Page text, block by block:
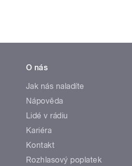
O nás
Jak nás naladíte
Nápověda
Lidé v rádiu
Kariéra
Kontakt
Rozhlasový poplatek